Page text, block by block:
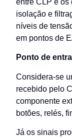
entre CLP e os
isolação e
níveis de
em pontos de
Ponto de
Considera-se
recebido pelo
componente
botões, relés,
Já os sinais